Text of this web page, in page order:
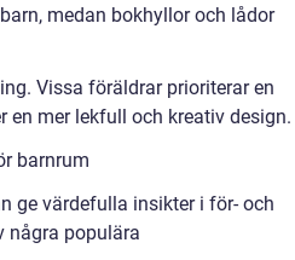
medan bokhyllor och lådor
Vissa föräldrar prioriterar en
en mer lekfull och kreativ design.
barnrum
ge värdefulla insikter i för- och
några populära